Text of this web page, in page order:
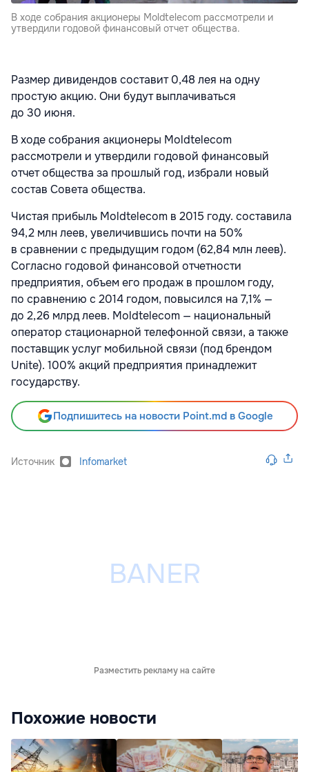
В ходе собрания акционеры Moldtelecom рассмотрели и
утвердили годовой финансовый отчет общества.
Размер дивидендов составит 0,48 лея на одну
простую акцию. Они будут выплачиваться
до 30 июня.
В ходе собрания акционеры Moldtelecom
рассмотрели и утвердили годовой финансовый
отчет общества за прошлый год, избрали новый
состав Совета общества.
Чистая прибыль Moldtelecom в 2015 году. составила
94,2 млн леев, увеличившись почти на 50%
в сравнении с предыдущим годом (62,84 млн леев).
Согласно годовой финансовой отчетности
предприятия, объем его продаж в прошлом году,
по сравнению с 2014 годом, повысился на 7,1% —
до 2,26 млрд леев. Moldtelecom — национальный
оператор стационарной телефонной связи, а также
поставщик услуг мобильной связи (под брендом
Unite). 100% акций предприятия принадлежит
государству.
Подпишитесь на новости Point.md в Google
Источник Infomarket
Разместить рекламу на сайте
Похожие новости